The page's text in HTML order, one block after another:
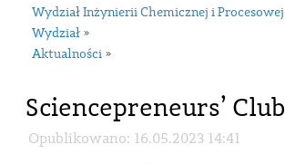
Wydział Inżynierii Chemicznej i Procesowej
Wydział »
Aktualności »
Sciencepreneurs’ Club
Opublikowano: 16.05.2023 14:41